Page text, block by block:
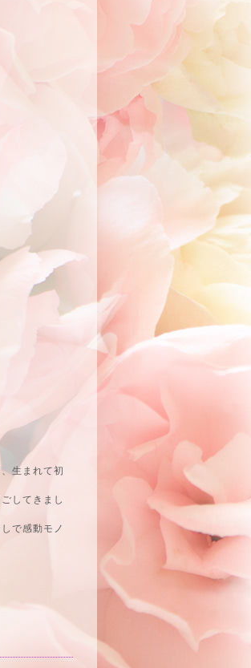
生まれて初
してきまし
で感動モノ